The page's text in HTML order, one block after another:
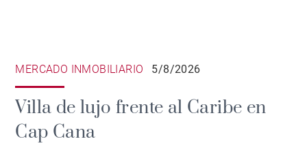
MERCADO INMOBILIARIO 5/8/2026
Villa de lujo frente al Caribe en
Cap Cana